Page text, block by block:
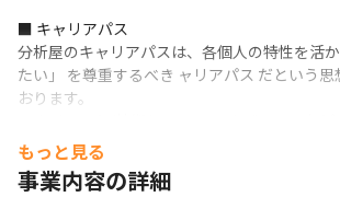
■ キャリアパス
分析屋のキャリアパスは、各個人の特性を活
たい」 を尊重するべき ャリアパス だという
おります。
る働き方を実現するためのコースとなります。
▼将コース (総合職)
もっと見る
事業内容の詳細